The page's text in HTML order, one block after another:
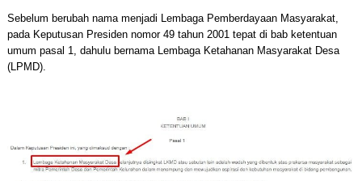
Sebelum berubah nama menjadi Lembaga Pemberdayaan Masyarakat,
pada Keputusan Presiden nomor 49 tahun 2001 tepat di bab ketentuan
umum pasal 1, dahulu bernama Lembaga Ketahanan Masyarakat Desa
(LPMD).